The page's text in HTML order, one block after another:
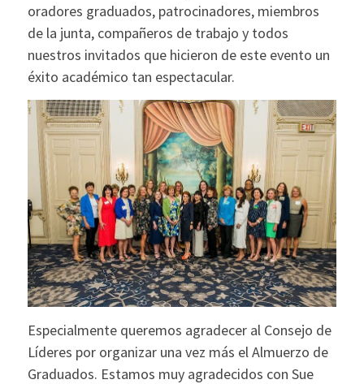
oradores graduados, patrocinadores, miembros
de la junta, compañeros de trabajo y todos
nuestros invitados que hicieron de este evento un
éxito académico tan espectacular.
Especialmente queremos agradecer al Consejo de
Líderes por organizar una vez más el Almuerzo de
Graduados. Estamos muy agradecidos con Sue